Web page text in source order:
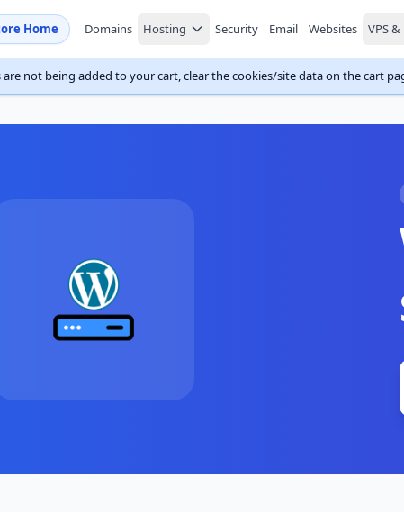
Home Domains Hosting Security Email Websites VPS
are not being added to your cart, clear the cookies/site data on the cart